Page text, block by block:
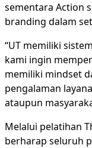
sementara Action
branding dalam
“UT memiliki
kami ingin
memiliki mindset
pengalaman
ataupun
Melalui pelatihan
berharap seluruh